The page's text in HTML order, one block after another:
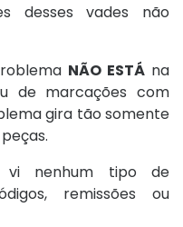
desses vades não
NÃO ESTÁna
de marcações com
gira tão somente
vi nenhum tipo de
remissões ou